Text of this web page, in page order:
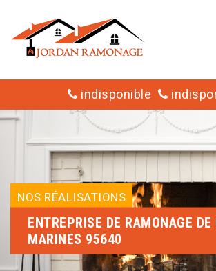
indisponible
NOS RÉALISATIONS
ENTREPRISE DE RAMONAGE DE
MARINES 95640